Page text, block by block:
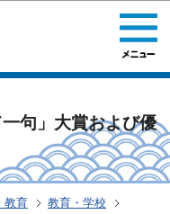
移動
句」大賞および優
教育
教育・学校